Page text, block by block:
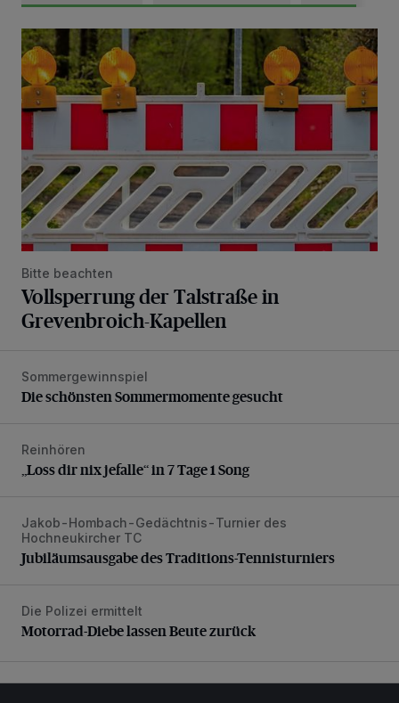
Vollsperrung der Talstraße in Grevenbroich-Kapellen
Bitte beachten
Vollsperrung der Talstraße in
Grevenbroich-Kapellen
Die schönsten Sommermomente gesucht
Sommergewinnspiel
Die schönsten Sommermomente gesucht
„Loss dir nix jefalle“ in 7 Tage 1 Song
Reinhören
„Loss dir nix jefalle“ in 7 Tage 1 Song
Jubiläumsausgabe des Traditions-Tennisturniers
Jakob-Hombach-Gedächtnis-Turnier des
Hochneukircher TC
Jubiläumsausgabe des Traditions-Tennisturniers
Motorrad-Diebe lassen Beute zurück
Die Polizei ermittelt
Motorrad-Diebe lassen Beute zurück